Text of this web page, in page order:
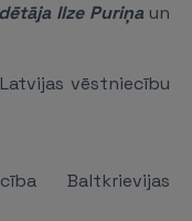
Ilze Puriņaun
vēstniecību
Baltkrievijas